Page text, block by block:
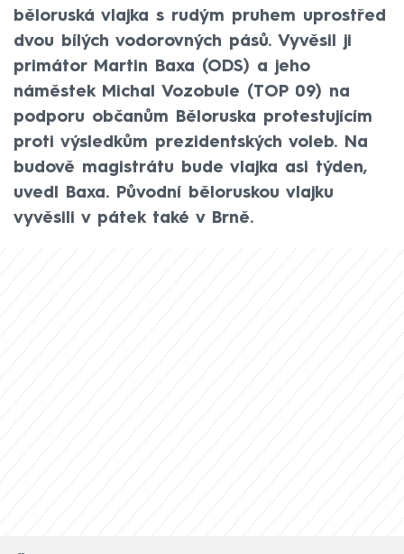
běloruská vlajka s rudým pruhem uprostřed
dvou bílých vodorovných pásů. Vyvěsil ji
primátor Martin Baxa (ODS) a jeho
náměstek Michal Vozobule (TOP 09) na
podporu občanům Běloruska protestujícím
proti výsledkům prezidentských voleb. Na
budově magistrátu bude vlajka asi týden,
uvedl Baxa. Původní běloruskou vlajku
vyvěsili v pátek také v Brně.